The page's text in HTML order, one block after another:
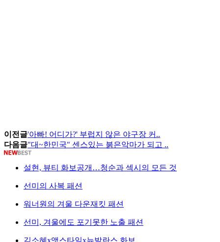
이전글'아빠! 어디가?' 부럽지 않은 야구장 커..
다음글"대~한민국" 센스있는 붉은악마가 되고 ..
설현, 뷰티 화보공개…청순과 섹시의 모든 것
선미의 사복 패션
워너원의 겨울 다운재킷 패션
선미, 겨울에도 포기못한 노출 패션